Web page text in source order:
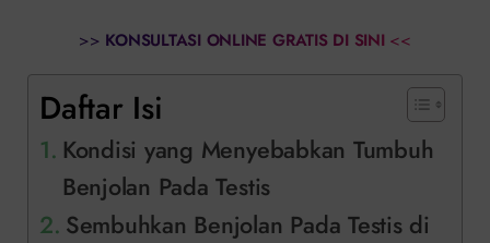
>> KONSULTASI ONLINE GRATIS DI SINI <<
Daftar Isi
Kondisi yang Menyebabkan Tumbuh
Benjolan Pada Testis
Sembuhkan Benjolan Pada Testis di